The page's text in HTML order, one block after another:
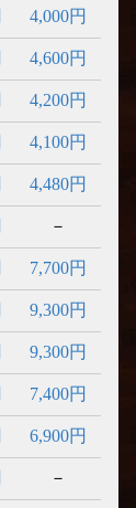
4,000円
4,600円
4,200円
4,100円
4,480円
－
7,700円
9,300円
9,300円
7,400円
6,900円
－